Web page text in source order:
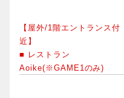
【屋外/1階エントランス付
近】
■ レストラン
Aoike(※GAME1のみ)